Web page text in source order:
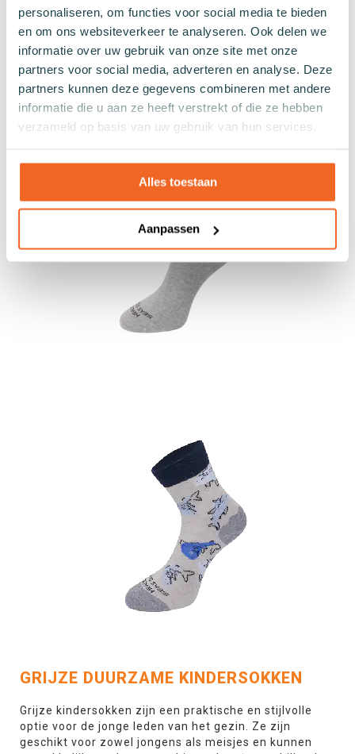
personaliseren, om functies voor social media te bieden
en om ons websiteverkeer te analyseren. Ook delen we
informatie over uw gebruik van onze site met onze
partners voor social media, adverteren en analyse. Deze
partners kunnen deze gegevens combineren met andere
informatie die u aan ze heeft verstrekt of die ze hebben
verzameld op basis van uw gebruik van hun services.
Alles toestaan
Aanpassen
Grijze sneakersokken zijn een populaire keuze voor
mensen die graag comfortabele en stijlvolle sokken
dragen bij hun favoriete sneakers of sportschoenen.
Deze sneakersokken hebben meestal een lagere
enkelhoogte, waardoor ze perfect passen bij casual
schoenen zonder te veel zichtbaar te zijn. Grijze
enkelsokken zijn ideaal voor dagelijks gebruik,
uitstraling.
GRIJZE DUURZAME KINDERSOKKEN
Grijze kindersokken zijn een praktische en stijlvolle
optie voor de jonge leden van het gezin. Ze zijn
geschikt voor zowel jongens als meisjes en kunnen